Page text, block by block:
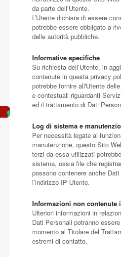
da parte dell’Utente.
L’Utente dichiara di essere
potrebbe essere obbligato a
delle autorità pubbliche.
Informative specifiche
Su richiesta dell’Utente, in
contenute in questa privacy
potrebbe fornire all'Utente
e contestuali riguardanti
ed il trattamento di Dati
Log di sistema e
Per necessità legate al
manutenzione, questo Sito
terzi da essa utilizzati
sistema, ossia file che
possono contenere anche
l’indirizzo IP Utente.
Informazioni non contenute
Ulteriori informazioni in
Dati Personali potranno
momento al Titolare del
estremi di contatto.